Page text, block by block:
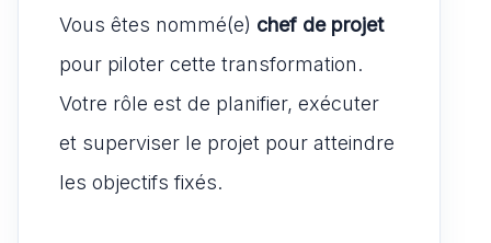
Vous êtes nommé(e) chef de projet
pour piloter cette transformation.
Votre rôle est de planifier, exécuter
et superviser le projet pour atteindre
les objectifs fixés.